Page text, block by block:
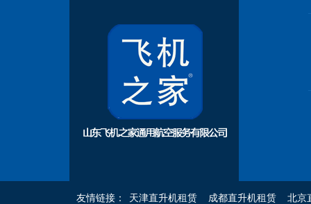
友情链接： 天津直升机租赁 成都直升机租赁 北京